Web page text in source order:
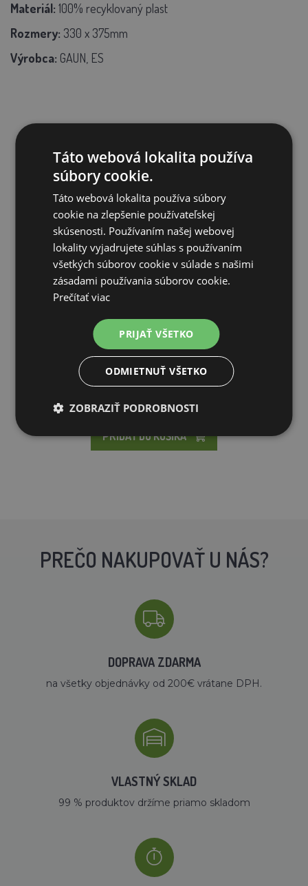
Materiál: 100% recyklovaný plast
Rozmery: 330 x 375mm
Výrobca: GAUN, ES
Bajonetová napájačka pre hydinu - 1 L
5,10€
2,11€
SKLADOM
PRIDAŤ DO KOŠÍKA
PREČO NAKUPOVAŤ U NÁS?
DOPRAVA ZDARMA
na všetky objednávky od 200€ vrátane DPH.
VLASTNÝ SKLAD
99 % produktov držíme priamo skladom
Táto webová lokalita používa
súbory cookie.
Táto webová lokalita používa súbory
cookie na zlepšenie používateľskej
skúsenosti. Používaním našej webovej
lokality vyjadrujete súhlas s používaním
všetkých súborov cookie v súlade s našimi
zásadami používania súborov cookie.
Prečítať viac
PRIJAŤ VŠETKO
ODMIETNUŤ VŠETKO
ZOBRAZIŤ PODROBNOSTI